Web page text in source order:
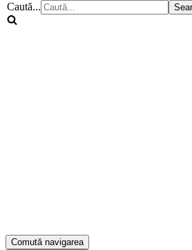
Caută...
Comută navigarea